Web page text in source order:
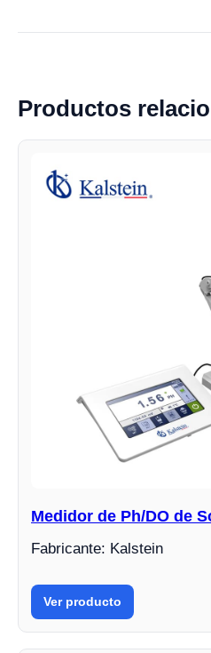
Productos
Medidor de Ph/DO de
Fabricante: Kalstein
Ver producto